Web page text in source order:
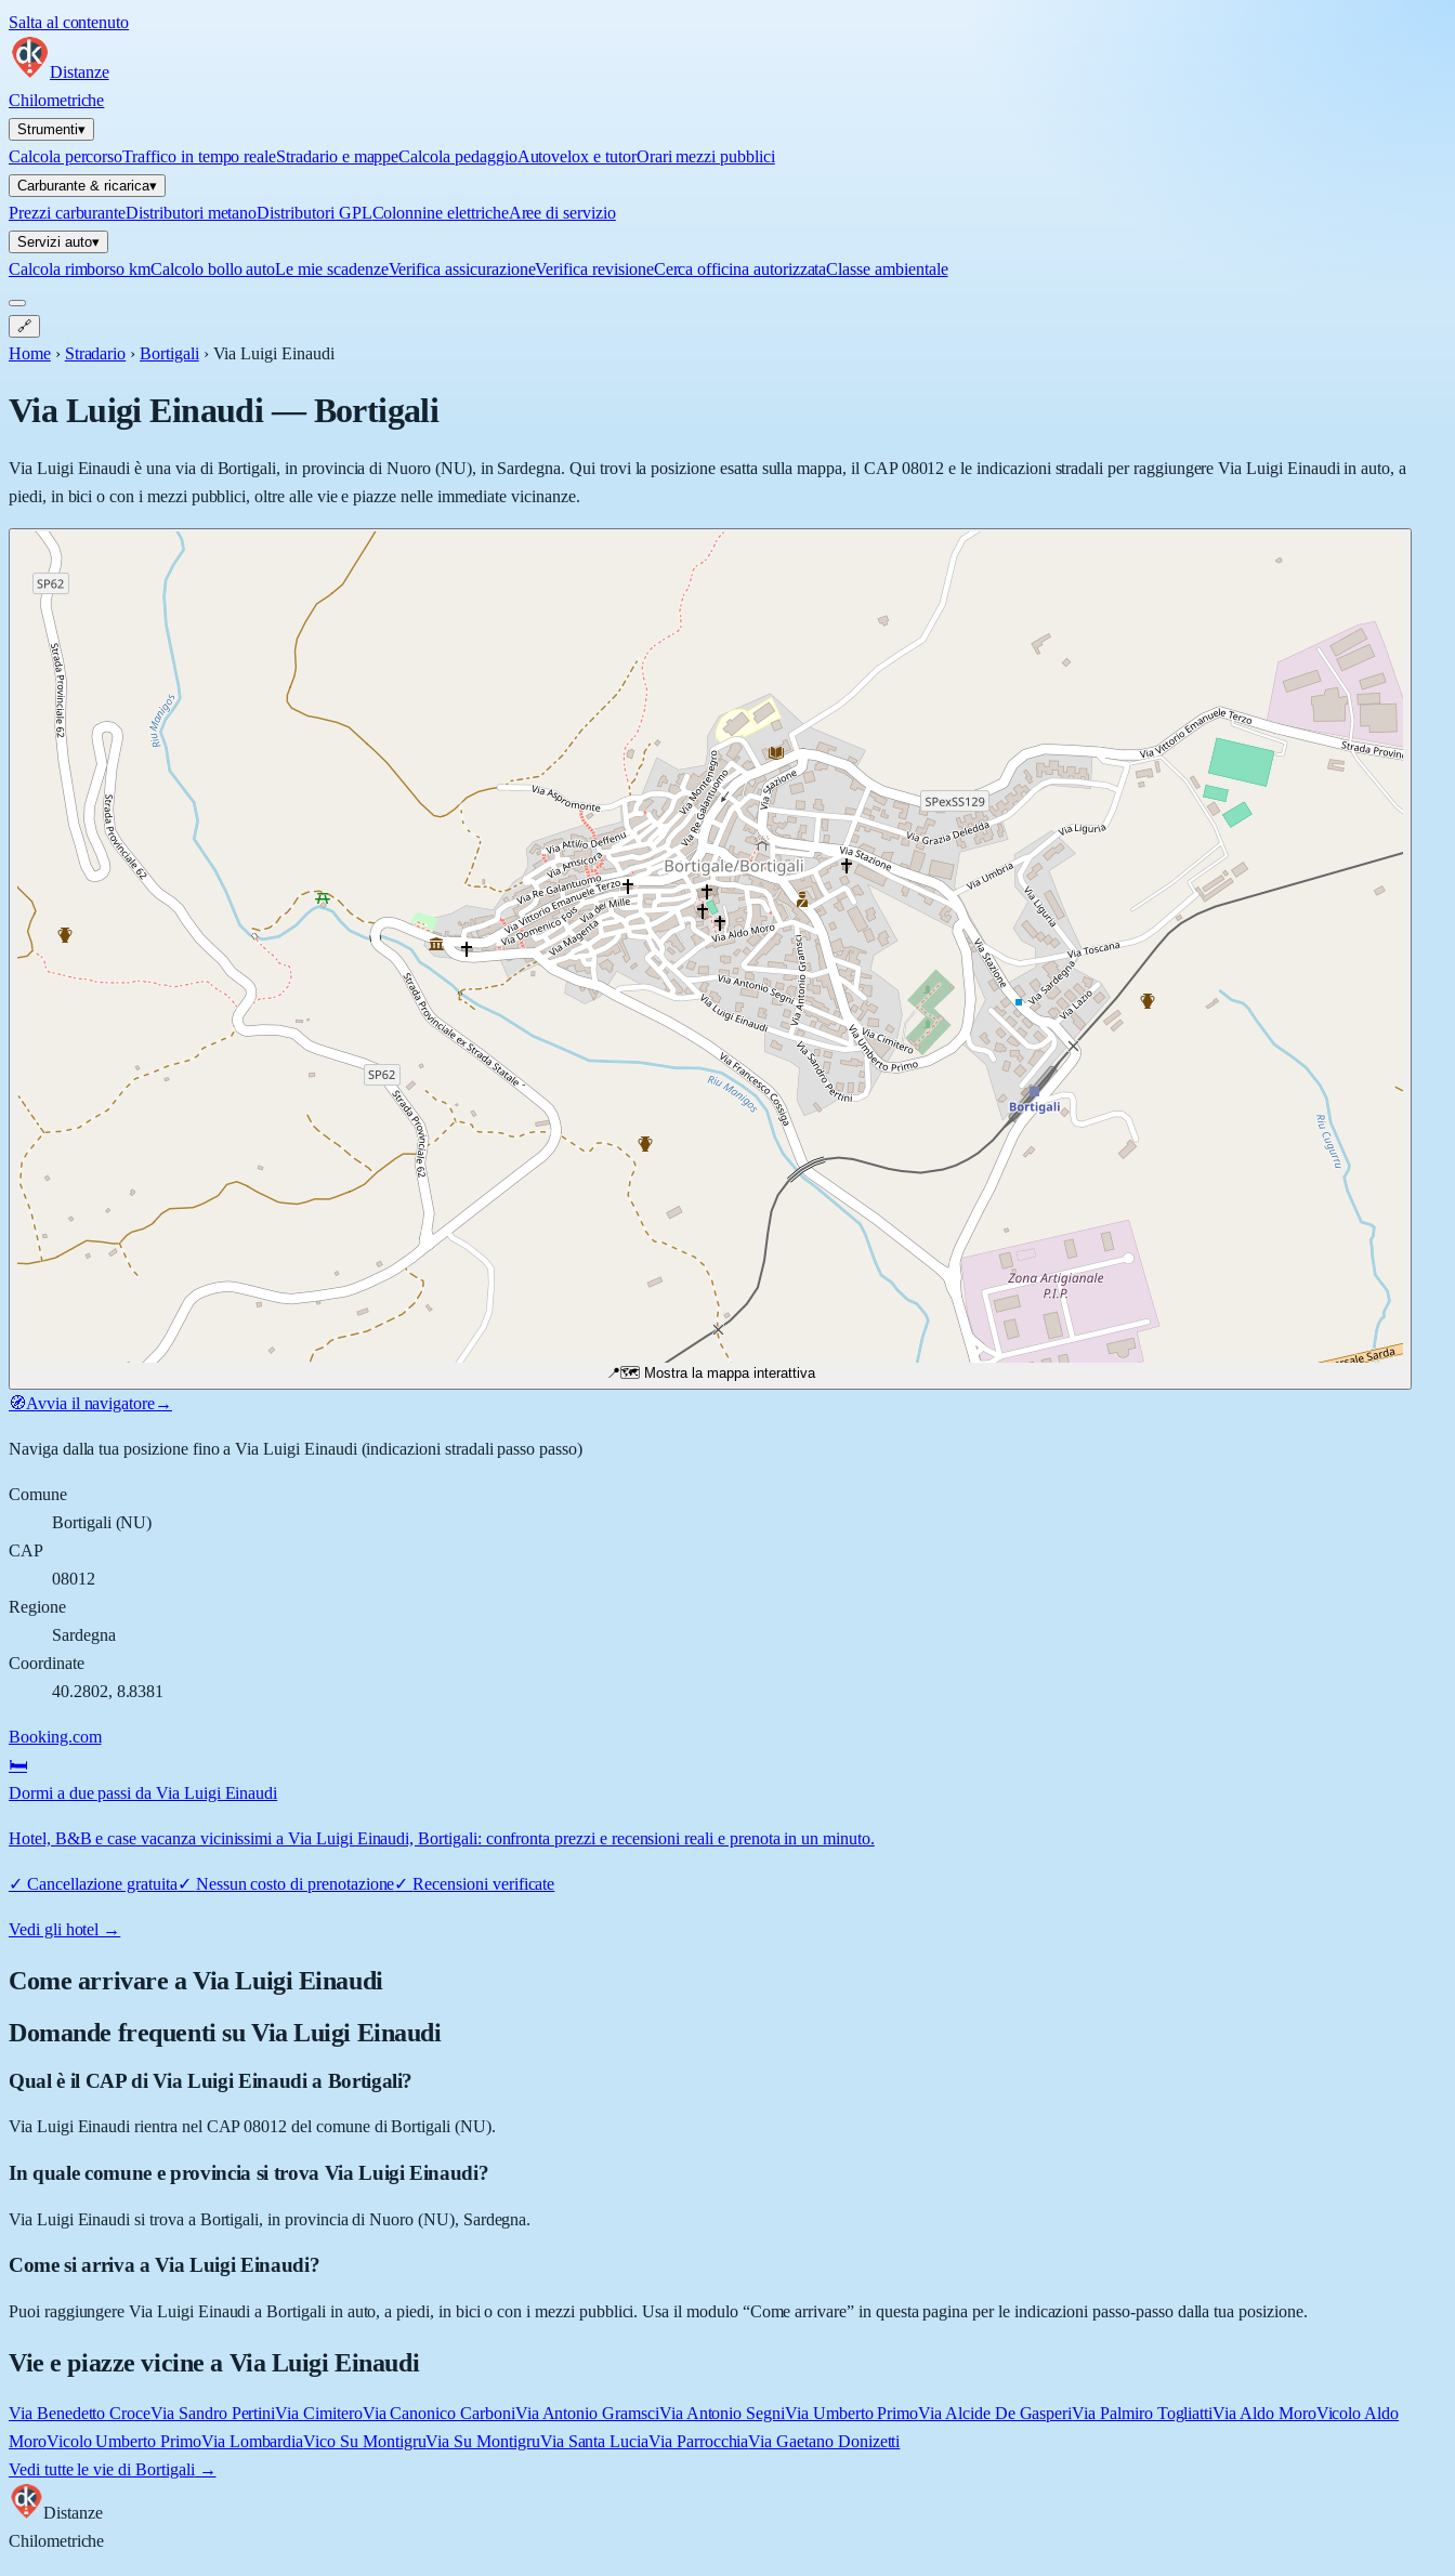
Salta al contenuto
Distanze
Chilometriche
Strumenti▾
Calcola percorsoTraffico in tempo realeStradario e mappeCalcola pedaggioAutovelox e tutorOrari mezzi pubblici
Carburante & ricarica▾
Prezzi carburanteDistributori metanoDistributori GPLColonnine elettricheAree di servizio
Servizi auto▾
Calcola rimborso kmCalcolo bollo autoLe mie scadenzeVerifica assicurazioneVerifica revisioneCerca officina autorizzataClasse ambientale
🔗
Home › Stradario › Bortigali › Via Luigi Einaudi
Via Luigi Einaudi—Bortigali
Via Luigi Einaudi è una via di Bortigali, in provincia di Nuoro (NU), in Sardegna. Qui trovi la posizione esatta sulla mappa, il CAP 08012 e le indicazioni stradali per raggiungere Via Luigi Einaudi in auto, a
piedi, in bici o con i mezzi pubblici, oltre alle vie e piazze nelle immediate vicinanze.
📍🗺️ Mostra la mappa interattiva
🧭Avvia il navigatore→
Naviga dalla tua posizione fino aVia Luigi Einaudi (indicazioni stradali passo passo)
Comune
Bortigali (NU)
CAP
08012
Regione
Sardegna
Coordinate
40.2802, 8.8381
Booking.com
🛏️
Dormi a due passi da Via Luigi Einaudi
Hotel, B&B e case vacanza vicinissimi a Via Luigi Einaudi, Bortigali: confronta prezzi e recensioni reali e prenota in un minuto.
✓ Cancellazione gratuita✓ Nessun costo di prenotazione✓Recensioni verificate
Vedi gli hotel →
Come arrivare aVia Luigi Einaudi
Domande frequenti su Via Luigi Einaudi
Qual è il CAP di Via Luigi Einaudi a Bortigali?
Via Luigi Einaudi rientra nel CAP 08012 del comune di Bortigali (NU).
In quale comune e provincia si trova Via Luigi Einaudi?
Via Luigi Einaudi si trova a Bortigali, in provincia di Nuoro (NU), Sardegna.
Come si arriva a Via Luigi Einaudi?
Puoi raggiungere Via Luigi Einaudi a Bortigali in auto, a piedi, in bici o con i mezzi pubblici. Usa il modulo “Come arrivare” in questa pagina per le indicazioni passo-passo dalla tua posizione.
Vie e piazze vicine a Via Luigi Einaudi
Via Benedetto CroceVia Sandro PertiniVia CimiteroVia Canonico CarboniVia Antonio GramsciVia Antonio SegniVia Umberto PrimoVia Alcide De GasperiVia Palmiro TogliattiVia Aldo MoroVicolo Aldo
MoroVicolo Umberto PrimoVia LombardiaVico Su MontigruVia Su MontigruVia Santa LuciaVia ParrocchiaVia Gaetano Donizetti
Vedi tutte le vie di Bortigali →
Distanze
Chilometriche